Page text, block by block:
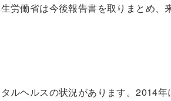
労働省は今後報告書を取りまとめ
ルヘルスの状況があります。2014年